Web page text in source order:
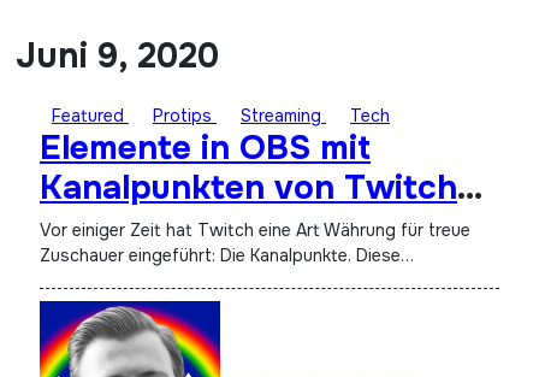
Juni 9, 2020
Featured Protips Streaming Tech
Elemente in OBS mit
Kanalpunkten von Twitch
steuern
Vor einiger Zeit hat Twitch eine Art Währung für treue
Zuschauer eingeführt: Die Kanalpunkte. Diese…